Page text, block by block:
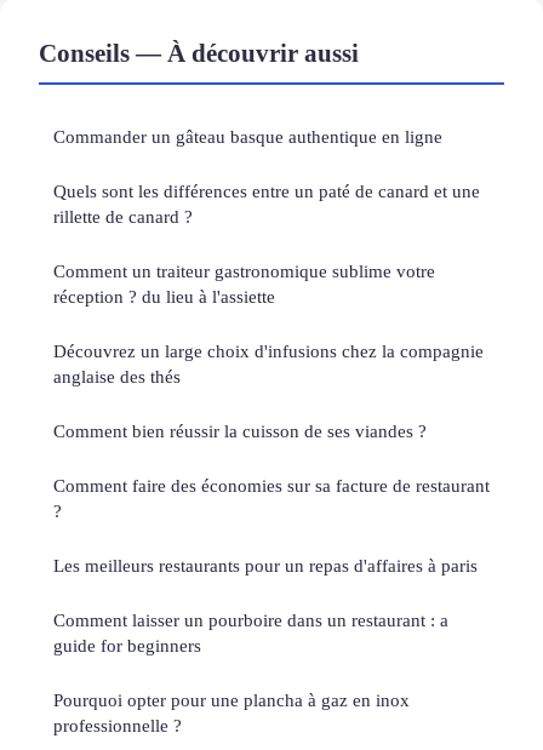
Conseils — À découvrir aussi
Commander un gâteau basque authentique en ligne
Quels sont les différences entre un paté de canard et une
rillette de canard ?
Comment un traiteur gastronomique sublime votre
réception ? du lieu à l'assiette
Découvrez un large choix d'infusions chez la compagnie
anglaise des thés
Comment bien réussir la cuisson de ses viandes ?
Comment faire des économies sur sa facture de restaurant
?
Les meilleurs restaurants pour un repas d'affaires à paris
Comment laisser un pourboire dans un restaurant : a
guide for beginners
Pourquoi opter pour une plancha à gaz en inox
professionnelle ?